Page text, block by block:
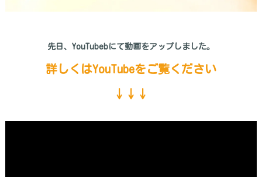
先日、YouTubebにて動画をアップしました。
詳しくはYouTubeをご覧ください
↓↓↓